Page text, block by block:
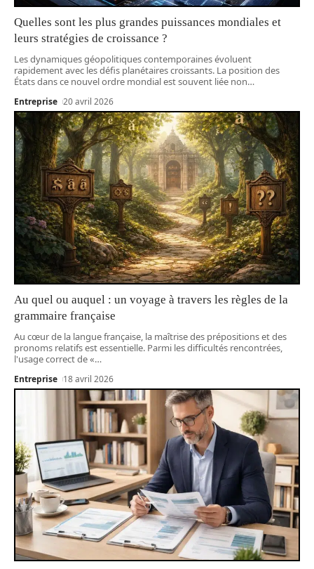
Quelles sont les plus grandes puissances mondiales et
leurs stratégies de croissance ?
Les dynamiques géopolitiques contemporaines évoluent
rapidement avec les défis planétaires croissants. La position des
États dans ce nouvel ordre mondial est souvent liée non…
Entreprise 20 avril 2026
Au quel ou auquel : un voyage à travers les règles de la
grammaire française
Au cœur de la langue française, la maîtrise des prépositions et des
pronoms relatifs est essentielle. Parmi les difficultés rencontrées,
l'usage correct de «…
Entreprise 18 avril 2026